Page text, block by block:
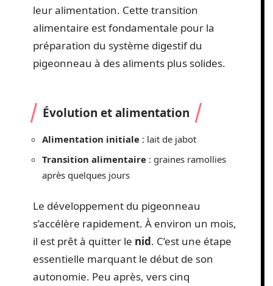
leur alimentation. Cette transition
alimentaire est fondamentale pour la
préparation du système digestif du
pigeonneau à des aliments plus solides.
Évolution et alimentation
Alimentation initiale : lait de jabot
Transition alimentaire : graines ramollies
après quelques jours
Le développement du pigeonneau
s’accélère rapidement. À environ un mois,
il est prêt à quitter le nid. C’est une étape
essentielle marquant le début de son
autonomie. Peu après, vers cinq